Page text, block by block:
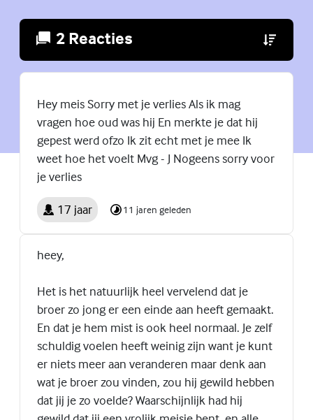
2 Reacties (Externe
Hey meis Sorry met je verlies Als ik mag
vragen hoe oud was hij En merkte je dat hij
gepest werd ofzo Ik zit echt met je mee Ik
weet hoe het voelt Mvg - J Nogeens sorry voor
je verlies
17 jaar 11 jaren geleden
heey,
Het is het natuurlijk heel vervelend dat je
broer zo jong er een einde aan heeft gemaakt.
En dat je hem mist is ook heel normaal. Je zelf
schuldig voelen heeft weinig zijn want je kunt
er niets meer aan veranderen maar denk aan
wat je broer zou vinden, zou hij gewild hebben
dat jij je zo voelde? Waarschijnlijk had hij